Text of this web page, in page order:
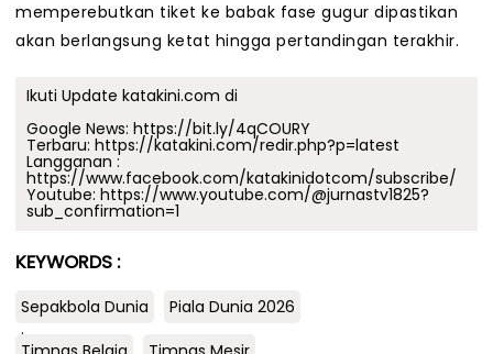
memperebutkan tiket ke babak fase gugur dipastikan
akan berlangsung ketat hingga pertandingan terakhir.
Ikuti Update katakini.com di
Google News: https://bit.ly/4qCOURY
Terbaru: https://katakini.com/redir.php?p=latest
Langganan :
https://www.facebook.com/katakinidotcom/subscribe/
Youtube: https://www.youtube.com/@jurnastv1825?
sub_confirmation=1
KEYWORDS :
Sepakbola Dunia
Piala Dunia 2026
.